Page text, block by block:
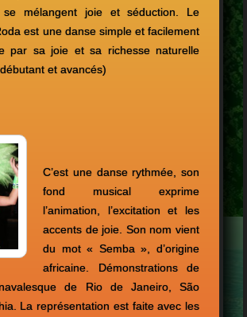
mélangent joie et séduction. Le
est une danse simple et facilement
par sa joie et sa richesse naturelle
et avancés)
C’est une danse rythmée, son
fond musical exprime
l’animation, l’excitation et les
accents de joie. Son nom vient
du mot « Semba », d’origine
africaine. Démonstrations de
de Rio de Janeiro, São
La représentation est faite avec les